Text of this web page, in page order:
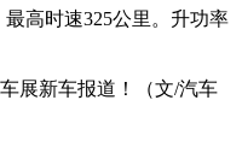
高时速325公里。升功率
展新车报道！（文/汽车